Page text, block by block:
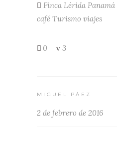
Finca Lérida Panamá
café Turismo viajes
0 3
MIGUEL PÁEZ
2 de febrero de 2016